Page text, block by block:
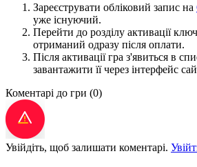
Зареєструвати обліковий запис на
уже існуючий.
Перейти до розділу активації
отриманий одразу після оплати.
Після активації гра з'явиться в
завантажити її через інтерфейс
Коментарі до гри (0)
Увійдіть, щоб залишати коментарі.